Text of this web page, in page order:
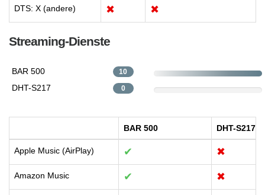
DTS: X (andere) ✖ ✖
Streaming-Dienste
BAR 500 10
DHT-S217 0
BAR 500 DHT-S217
Apple Music (AirPlay) ✔ ✖
Amazon Music ✔ ✖